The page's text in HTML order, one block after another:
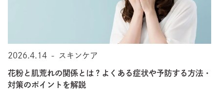
2026.4.14 - スキンケア
花粉と肌荒れの関係とは？よくある症状や予防する方法・
対策のポイントを解説